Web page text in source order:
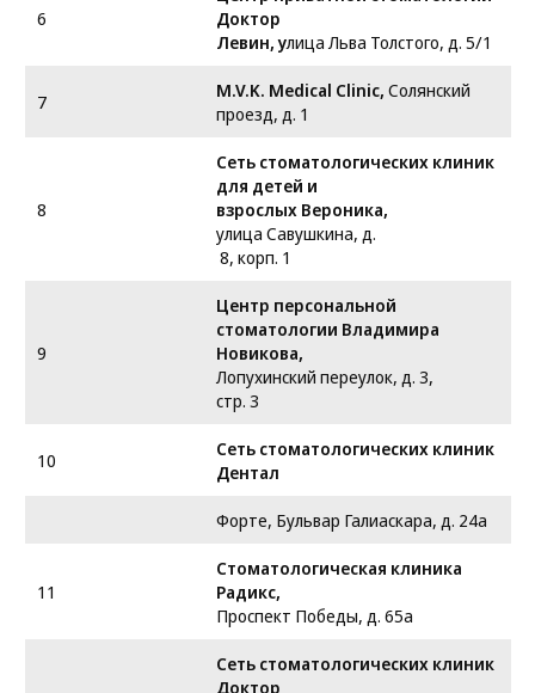
6
Доктор
Левин, улица Льва Толстого, д. 5/1
7 M.V.K. Medical Clinic, Солянский
проезд, д. 1
8
Сеть стоматологических клиник
для детей и
взрослых Вероника,
улица Савушкина, д.
8, корп. 1
9
Центр персональной
стоматологии Владимира
Новикова,
Лопухинский переулок, д. 3,
стр. 3
10
Сеть стоматологических клиник
Дентал
Форте, Бульвар Галиаскара, д. 24а
11
Стоматологическая клиника
Радикс,
Проспект Победы, д. 65а
Сеть стоматологических клиник
Доктор